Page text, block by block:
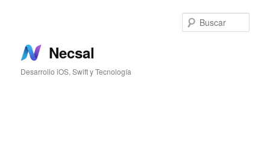
principal
Necsal
Desarrollo iOS, Swift y Tecnología